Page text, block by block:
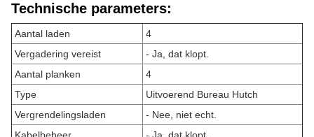
Technische parameters:
Aantal laden
4
Vergadering vereist
- Ja, dat klopt.
Aantal planken
4
Type
Uitvoerend Bureau Hutch
Vergrendelingsladen
- Nee, niet echt.